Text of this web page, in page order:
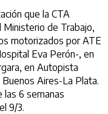
que la CTA
Ministerio de Trabajo,
motorizados por ATE
Eva Perón-, en
en Autopista
Aires-La Plata.
las 6 semanas
9/3.